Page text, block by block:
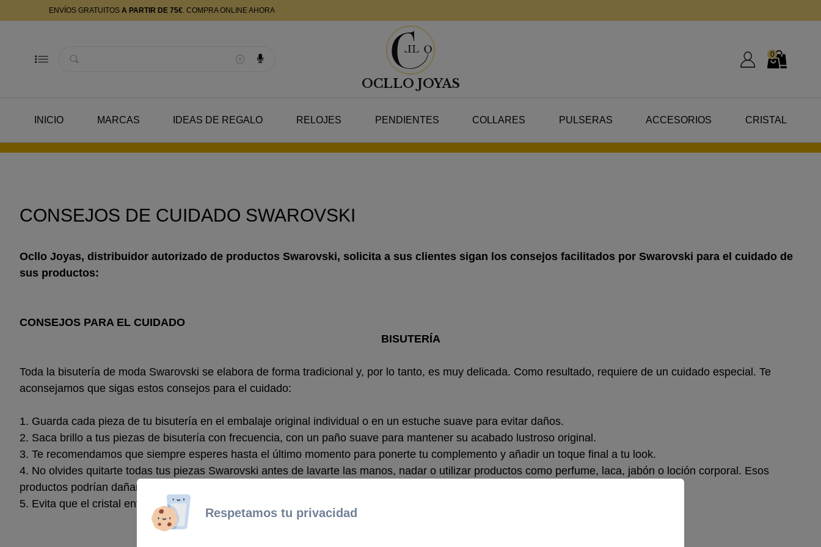
ENVÍOS GRATUITOS A PARTIR DE 75€. COMPRA ONLINE AHORA
Buscador
OCLLO JOYAS
Mi CuentaMi Cesta
0
INICIO MARCAS IDEAS DE REGALO RELOJES PENDIENTES COLLARES PULSERAS ACCESORIOS CRISTAL
CONSEJOS DE CUIDADO SWAROVSKI
Ocllo Joyas, distribuidor autorizado de productos Swarovski, solicita a sus clientes sigan los consejos facilitados por Swarovski para el cuidado de
sus productos:
CONSEJOS PARA EL CUIDADO
BISUTERÍA
Toda la bisutería de moda Swarovski se elabora de forma tradicional y, por lo tanto, es muy delicada. Como resultado, requiere de un cuidado especial. Te
aconsejamos que sigas estos consejos para el cuidado:
1. Guarda cada pieza de tu bisutería en el embalaje original individual o en un estuche suave para evitar daños.
2. Saca brillo a tus piezas de bisutería con frecuencia, con un paño suave para mantener su acabado lustroso original.
3. Te recomendamos que siempre esperes hasta el último momento para ponerte tu complemento y añadir un toque final a tu look.
4. No olvides quitarte todas tus piezas Swarovski antes de lavarte las manos, nadar o utilizar productos como perfume, laca, jabón o loción corporal. Esos
productos podrían dañar el metal, provocar descoloración o pérdida de brillo del cristal.
5. Evita que el cristal entre en contacto con objetos que pudieran arañarlo o dañarlo.
Respetamos tu privacidad